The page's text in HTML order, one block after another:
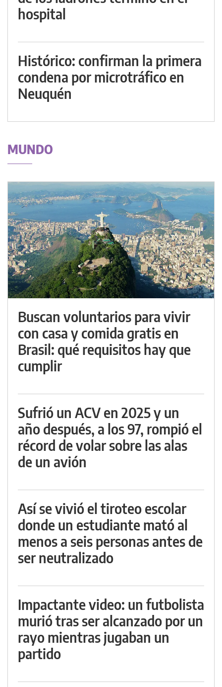
hospital
Histórico: confirman la primera
condena por microtráfico en
Neuquén
MUNDO
Buscan voluntarios para vivir
con casa y comida gratis en
Brasil: qué requisitos hay que
cumplir
Sufrió un ACV en 2025 y un
año después, a los 97, rompió el
récord de volar sobre las alas
de un avión
Así se vivió el tiroteo escolar
donde un estudiante mató al
menos a seis personas antes de
ser neutralizado
Impactante video: un futbolista
murió tras ser alcanzado por un
rayo mientras jugaban un
partido